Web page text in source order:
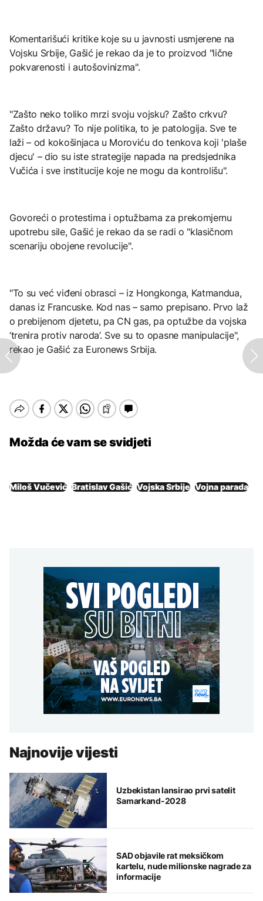
Komentarišući kritike koje su u javnosti usmjerene na
Vojsku Srbije, Gašić je rekao da je to proizvod "lične
pokvarenosti i autošovinizma".
"Zašto neko toliko mrzi svoju vojsku? Zašto crkvu?
Zašto državu? To nije politika, to je patologija. Sve te
laži – od kokošinjaca u Moroviću do tenkova koji 'plaše
djecu' – dio su iste strategije napada na predsjednika
Vučića i sve institucije koje ne mogu da kontrolišu".
Govoreći o protestima i optužbama za prekomjernu
upotrebu sile, Gašić je rekao da se radi o "klasičnom
scenariju obojene revolucije".
"To su već viđeni obrasci – iz Hongkonga, Katmandua,
danas iz Francuske. Kod nas – samo prepisano. Prvo laž
o prebijenom djetetu, pa CN gas, pa optužbe da vojska
‘trenira protiv naroda’. Sve su to opasne manipulacije",
rekao je Gašić za Euronews Srbija.
Možda će vam se svidjeti
Miloš Vučević Bratislav Gašić Vojska Srbije Vojna parada
Najnovije vijesti
Uzbekistan lansirao prvi satelit
Samarkand-2028
SAD objavile rat meksičkom
kartelu, nude milionske nagrade za
informacije